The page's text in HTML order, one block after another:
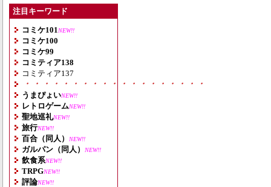
注目キーワード
コミケ101 NEW!!
コミケ100
コミケ99
コミティア138
コミティア137
・・・・・・・・・・・・・・・・・・・
うまぴょいNEW!!
レトロゲームNEW!!
聖地巡礼NEW!!
旅行NEW!!
百合（同人） NEW!!
ガルパン（同人） NEW!!
飲食系NEW!!
TRPGNEW!!
評論NEW!!